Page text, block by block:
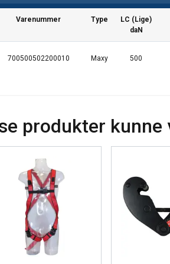
Varenummer Type
LC (Lige)
daN
700500502200010 Maxy 500
produkter
Denne
Vi bruger cookies
om din brug af
med andre
VIS DETALJER